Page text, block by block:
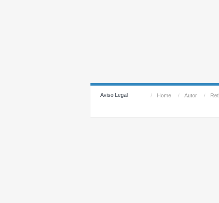
Aviso Legal / Home / Autor /